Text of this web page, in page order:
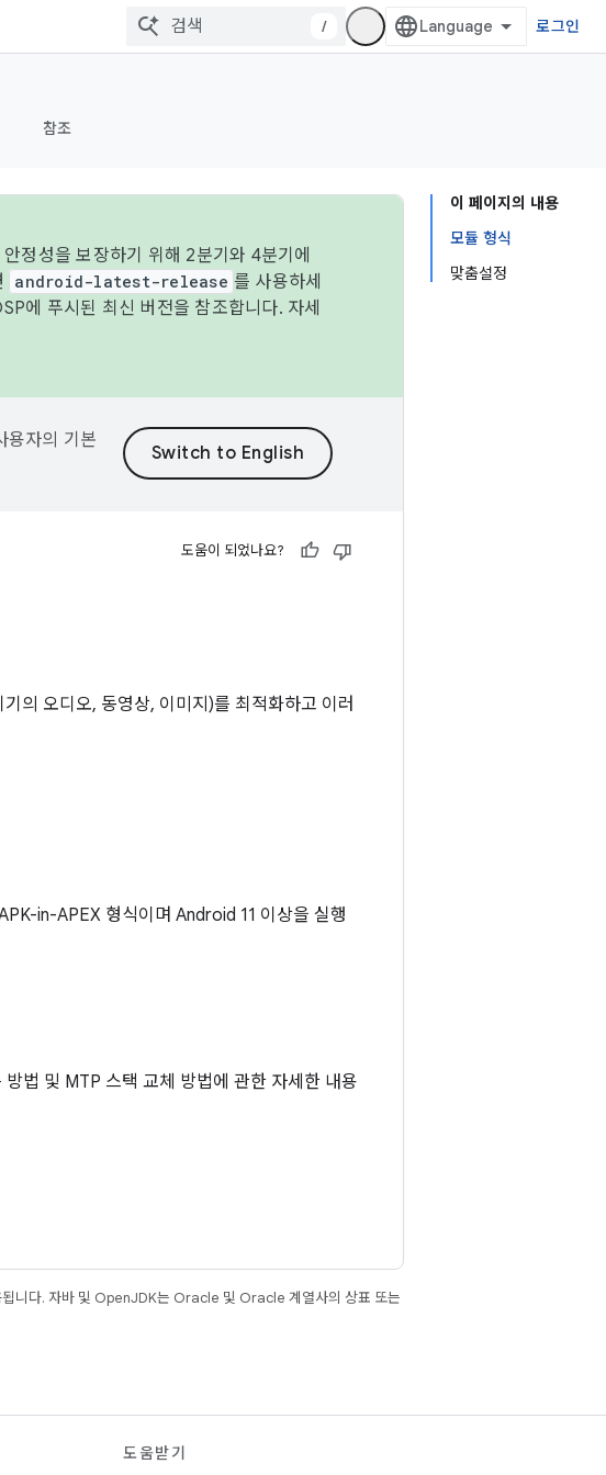
/ 로그인
참조
이 페이지의 내용
모듈 형식
맞춤설정
정성을 보장하기 위해 2분기와 4분기에
android-latest-release 를 사용하세
에 푸시된 최신 버전을 참조합니다. 자세
자의 기본
도움이 되었나요?
의 오디오, 동영상, 이미지)를 최적화하고 이러
in-APEX 형식이며 Android 11 이상을 실행
법 및 MTP 스택 교체 방법에 관한 자세한 내용
됩니다. 자바 및 OpenJDK는 Oracle 및 Oracle 계열사의 상표 또는
도움받기